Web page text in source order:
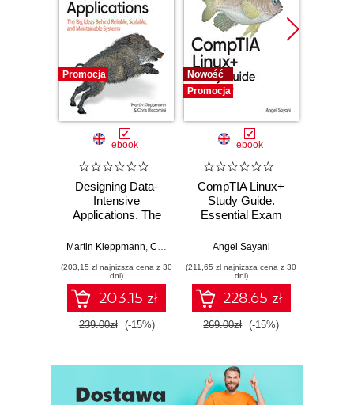
Compiling Your Code
Running Your Code
Next Steps
2. Storing and Stating
Statements in C
Statement Separators
Statement Flow
Variables and Types
Getting User Input
Strings and Characters
Special characters
Numbers
Integer types
Floating point types
Variable Names
Variable Assignments
Tailored Output
Promocja
ebook
Designing Data-
Intensive
Applications. The
Reliable, Scalable,
Systems. 2nd
Edition
Martin Kleppmann, Chris Riccomini
(203,15 zł najniższa cena z 30
dni)
203.15 zł
239.00zł (-15%)
Nowość
Promocja
ebook
CompTIA Linux+
Study Guide.
Essential Exam
Angel Sayani
(211,65 zł najniższa cena z 30
dni)
228.65 zł
269.00zł (-15%)